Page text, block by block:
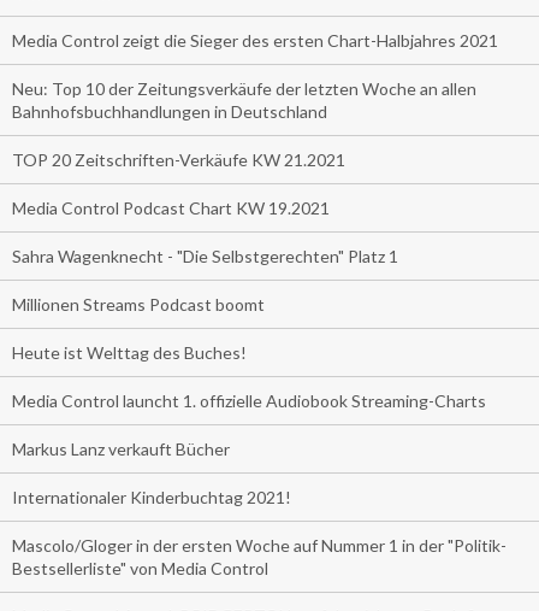
Media Control zeigt die Sieger des ersten Chart-Halbjahres 2021
Neu: Top 10 der Zeitungsverkäufe der letzten Woche an allen
Bahnhofsbuchhandlungen in Deutschland
TOP 20 Zeitschriften-Verkäufe KW 21.2021
Media Control Podcast Chart KW 19.2021
Sahra Wagenknecht - "Die Selbstgerechten" Platz 1
Millionen Streams Podcast boomt
Heute ist Welttag des Buches!
Media Control launcht 1. offizielle Audiobook Streaming-Charts
Markus Lanz verkauft Bücher
Internationaler Kinderbuchtag 2021!
Mascolo/Gloger in der ersten Woche auf Nummer 1 in der "Politik-
Bestsellerliste" von Media Control